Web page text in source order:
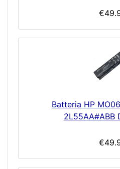
Batteria HP
2L55AA#ABB